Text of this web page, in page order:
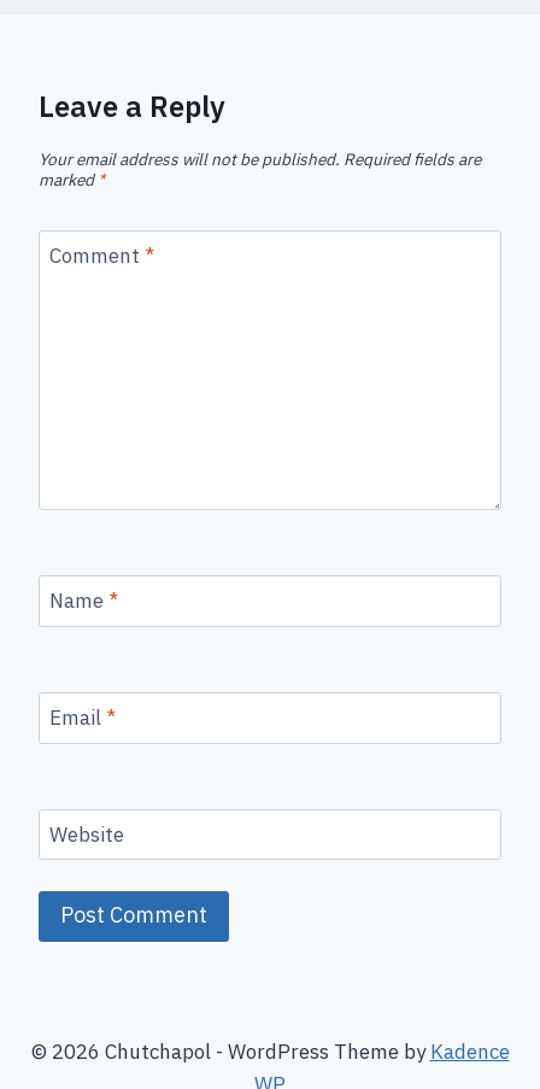
Leave a Reply
Your email address will not be published. Required fields are
marked*
Comment *
Name*
Email*
Website
© 2026 Chutchapol - WordPress Theme byKadence